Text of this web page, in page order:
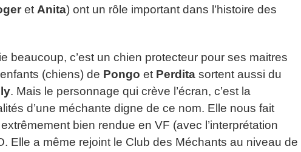
et Anita) ont un rôle important dans l’histoire des
beaucoup, c’est un chien protecteur pour ses maitres
(chiens) de Pongo et Perdita sortent aussi du
. Mais le personnage qui crève l’écran, c’est la
d’une méchante digne de ce nom. Elle nous fait
bien rendue en VF (avec l’interprétation
Elle a même rejoint le Club des Méchants au niveau de